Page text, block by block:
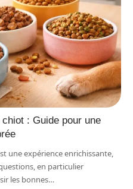
: Guide pour une
une expérience enrichissante,
en particulier
les bonnes…